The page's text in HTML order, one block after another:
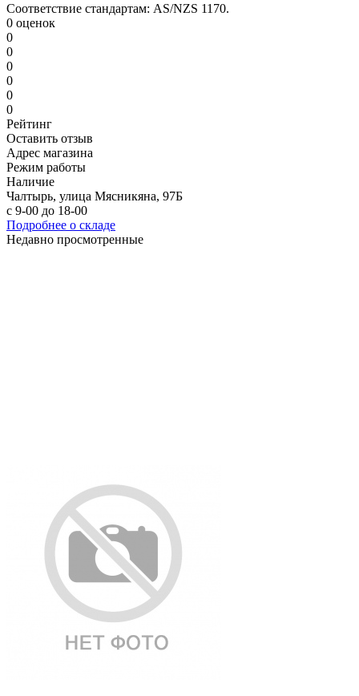
Соответствие стандартам: AS/NZS 1170.
0 оценок
0
0
0
0
0
0
Рейтинг
Оставить отзыв
Адрес магазина
Режим работы
Наличие
Чалтырь, улица Мясникяна, 97Б
с 9-00 до 18-00
Подробнее о складе
Недавно просмотренные